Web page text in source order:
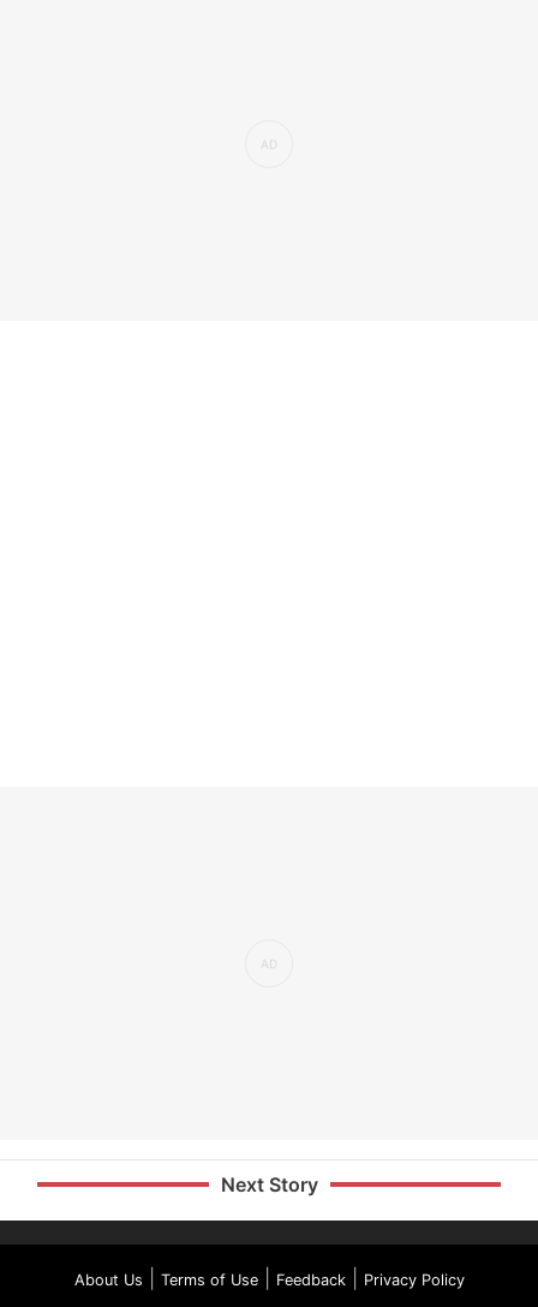
Next Story
About Us Terms of Use| Feedback| Privacy Policy